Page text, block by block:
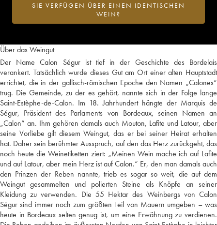
Über das Weingut
Der Name Calon Ségur ist tief in der Geschichte des Bordelais
verankert. Tatsächlich wurde dieses Gut am Ort einer alten Hauptstadt
errichtet, die in der gallisch-römischen Epoche den Namen „Calones“
trug. Die Gemeinde, zu der es gehört, nannte sich in der Folge lange
Saint-Estèphe-de-Calon. Im 18. Jahrhundert hängte der Marquis de
Ségur, Präsident des Parlaments von Bordeaux, seinen Namen an
„Calon“ an. Ihm gehören damals auch Mouton, Lafite und Latour, aber
seine Vorliebe gilt diesem Weingut, das er bei seiner Heirat erhalten
hat. Daher sein berühmter Ausspruch, auf den das Herz zurückgeht, das
noch heute die Weinetiketten ziert: „Meinen Wein mache ich auf Lafite
und auf Latour, aber mein Herz ist auf Calon.“ Er, den man damals auch
den Prinzen der Reben nannte, trieb es sogar so weit, die auf dem
Weingut gesammelten und polierten Steine als Knöpfe an seiner
Kleidung zu verwenden. Die 55 Hektar des Weinbergs von Calon
Ségur sind immer noch zum größten Teil von Mauern umgeben – was
heute in Bordeaux selten genug ist, um eine Erwähnung zu verdienen.
SIE VERFÜGEN ÜBER EINEN IDENTISCHEN
WEIN?